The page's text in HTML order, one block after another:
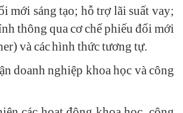
mới sáng tạo; hỗ trợ lãi suất vay;
thông qua cơ chế phiếu đổi mới
và các hình thức tương tự.
doanh nghiệp khoa học và công